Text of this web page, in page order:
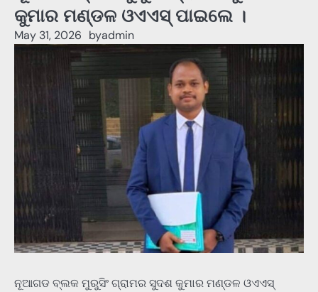
କୁମାର ମଣ୍ଡଳ ଓଏଏସ୍ ପାଇଲେ ।
May 31, 2026 byadmin
ନୂଆଗଡ ବ୍ଲକ ମୁରୁସିଂ ଗ୍ରାମର ସୁଦଶ କୁମାର ମଣ୍ଡଳ ଓଏଏସ୍